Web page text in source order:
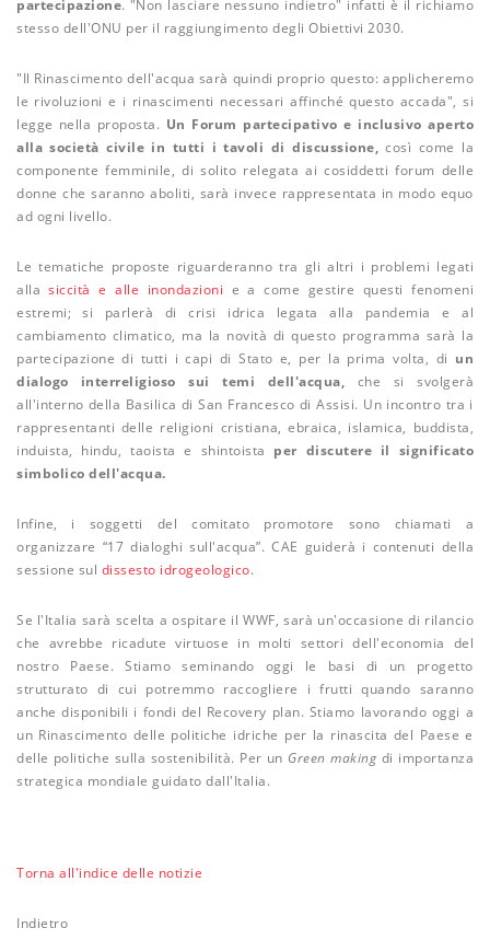
partecipazione. "Non lasciare nessuno indietro" infatti è il richiamo
stesso dell'ONU per il raggiungimento degli Obiettivi 2030.
"Il Rinascimento dell'acqua sarà quindi proprio questo: applicheremo
le rivoluzioni e i rinascimenti necessari affinché questo accada", si
legge nella proposta. Un Forum partecipativo e inclusivo aperto
alla società civile in tutti i tavoli di discussione, così come la
componente femminile, di solito relegata ai cosiddetti forum delle
donne che saranno aboliti, sarà invece rappresentata in modo equo
ad ogni livello.
Le tematiche proposte riguarderanno tra gli altri i problemi legati
allasiccità e alle inondazioni e a come gestire questi fenomeni
estremi; si parlerà di crisi idrica legata alla pandemia e al
cambiamento climatico, ma la novità di questo programma sarà la
partecipazione di tutti i capi di Stato e, per la prima volta, di un
dialogo interreligioso sui temi dell'acqua, che si svolgerà
all'interno della Basilica di San Francesco di Assisi. Un incontro tra i
rappresentanti delle religioni cristiana, ebraica, islamica, buddista,
induista, hindu, taoista e shintoista per discutere il significato
simbolico dell'acqua.
Infine, i soggetti del comitato promotore sono chiamati a
organizzare “17 dialoghi sull'acqua”. CAE guiderà i contenuti della
sessione sul dissesto idrogeologico.
Se l'Italia sarà scelta a ospitare il WWF, sarà un'occasione di rilancio
che avrebbe ricadute virtuose in molti settori dell'economia del
nostro Paese. Stiamo seminando oggi le basi di un progetto
strutturato di cui potremmo raccogliere i frutti quando saranno
anche disponibili i fondi del Recovery plan. Stiamo lavorando oggi a
un Rinascimento delle politiche idriche per la rinascita del Paese e
delle politiche sulla sostenibilità. Per un Green making di importanza
strategica mondiale guidato dall'Italia.
Torna all'indice delle notizie
Indietro